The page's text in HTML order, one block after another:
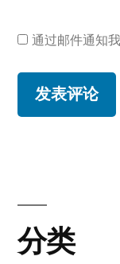
通过邮件通知
分类